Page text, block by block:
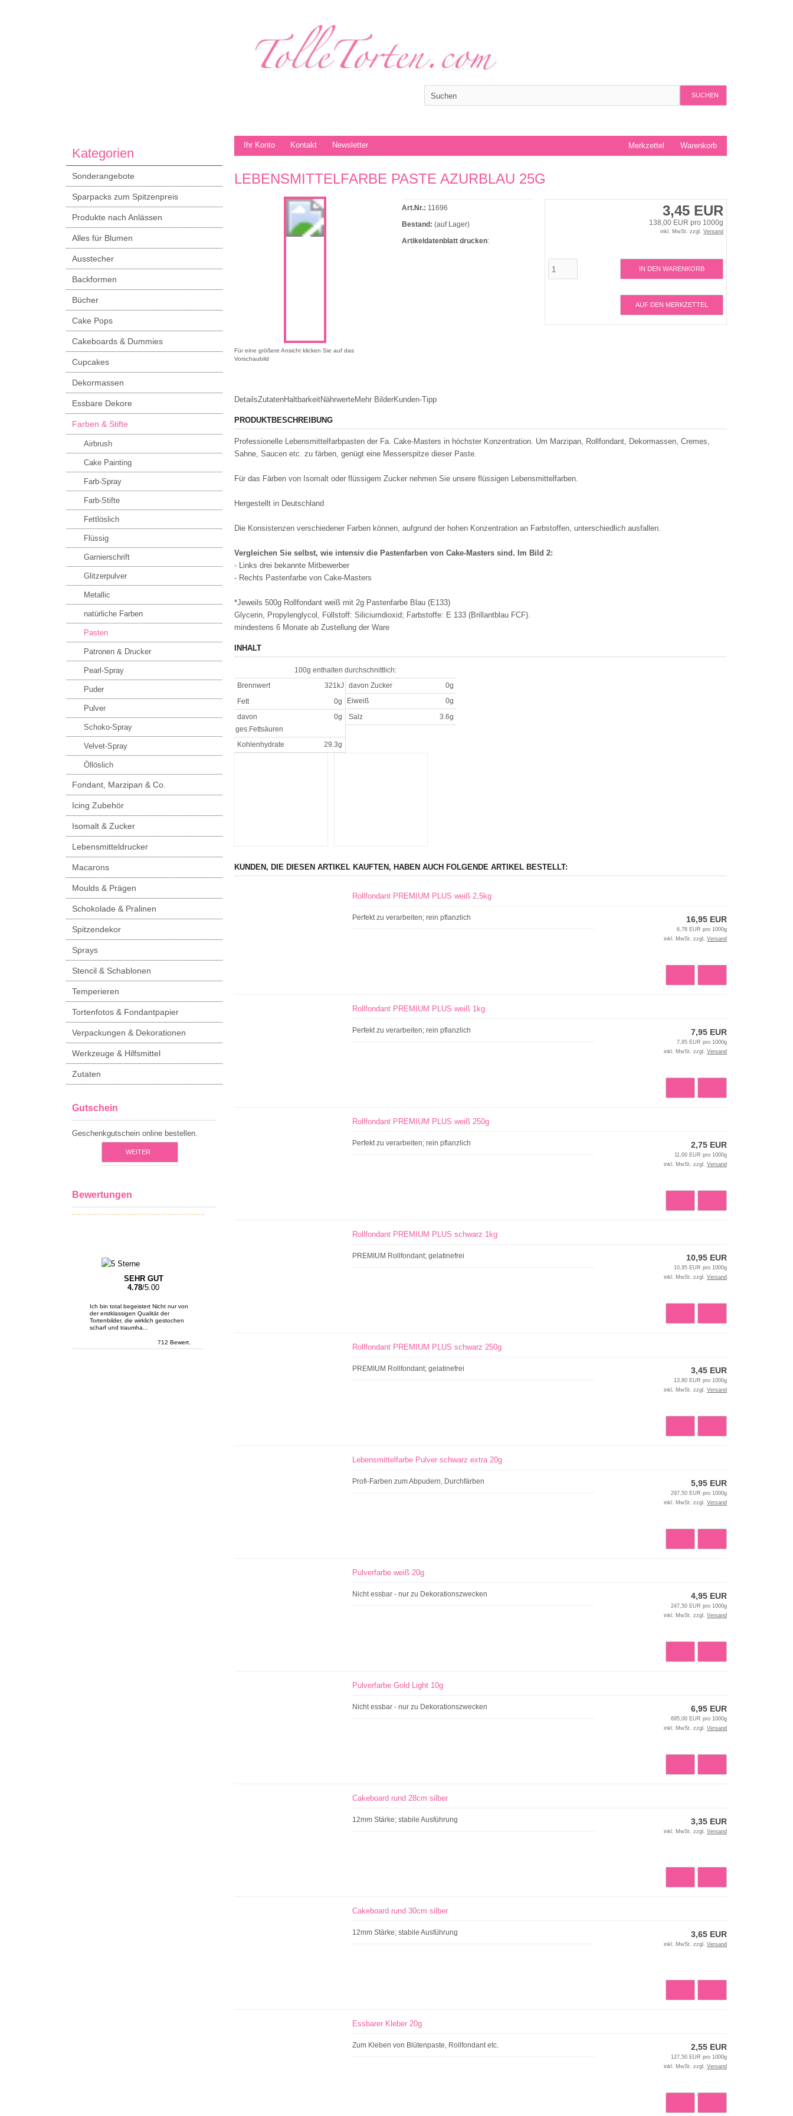
SUCHEN
Ihr Konto Kontakt Newsletter Warenkorb
Merkzettel
LEBENSMITTELFARBE PASTE AZURBLAU 25G
Für eine größere Ansicht klicken Sie auf das
Vorschaubild
3,45 EUR
138,00 EUR pro 1000g
inkl. MwSt. zzgl. Versand
IN DEN WARENKORB
AUF DEN MERKZETTEL
Art.Nr.: 11696
Bestand: (auf Lager)
Artikeldatenblatt drucken:
DetailsZutatenHaltbarkeitNährwerteMehr BilderKunden-Tipp
PRODUKTBESCHREIBUNG
Professionelle Lebensmittelfarbpasten der Fa. Cake-Masters in höchster Konzentration. Um Marzipan, Rollfondant, Dekormassen, Cremes,
Sahne, Saucen etc. zu färben, genügt eine Messerspitze dieser Paste.
Für das Färben von Isomalt oder flüssigem Zucker nehmen Sie unsere flüssigen Lebensmittelfarben.
Hergestellt in Deutschland
Die Konsistenzen verschiedener Farben können, aufgrund der hohen Konzentration an Farbstoffen, unterschiedlich ausfallen.
Vergleichen Sie selbst, wie intensiv die Pastenfarben von Cake-Masters sind. Im Bild 2:
- Links drei bekannte Mitbewerber
- Rechts Pastenfarbe von Cake-Masters
*Jeweils 500g Rollfondant weiß mit 2g Pastenfarbe Blau (E133)
Glycerin, Propylenglycol, Füllstoff: Siliciumdioxid; Farbstoffe: E 133 (Brillantblau FCF).
mindestens 6 Monate ab Zustellung der Ware
INHALT
100g enthalten durchschnittlich:
Brennwert
321kJ davon Zucker
0g
Fett
0g Eiweiß
0g
davon
ges.Fettsäuren
0g Salz 3.6g
Kohlenhydrate 29.3g
KUNDEN, DIE DIESEN ARTIKEL KAUFTEN, HABEN AUCH FOLGENDE ARTIKEL BESTELLT:
Rollfondant PREMIUM PLUS weiß 2,5kg
Perfekt zu verarbeiten; rein pflanzlich 16,95 EUR
6,78 EUR pro 1000g
inkl. MwSt. zzgl. Versand
Rollfondant PREMIUM PLUS weiß 1kg
Perfekt zu verarbeiten; rein pflanzlich 7,95 EUR
7,95 EUR pro 1000g
inkl. MwSt. zzgl. Versand
Rollfondant PREMIUM PLUS weiß 250g
Perfekt zu verarbeiten; rein pflanzlich 2,75 EUR
11,00 EUR pro 1000g
inkl. MwSt. zzgl. Versand
Rollfondant PREMIUM PLUS schwarz 1kg
PREMIUM Rollfondant; gelatinefrei 10,95 EUR
10,95 EUR pro 1000g
inkl. MwSt. zzgl. Versand
Rollfondant PREMIUM PLUS schwarz 250g
PREMIUM Rollfondant; gelatinefrei 3,45 EUR
13,80 EUR pro 1000g
inkl. MwSt. zzgl. Versand
Lebensmittelfarbe Pulver schwarz extra 20g
Profi-Farben zum Abpudern, Durchfärben 5,95 EUR
297,50 EUR pro 1000g
inkl. MwSt. zzgl. Versand
Pulverfarbe weiß 20g
Nicht essbar - nur zu Dekorationszwecken 4,95 EUR
247,50 EUR pro 1000g
inkl. MwSt. zzgl. Versand
Pulverfarbe Gold Light 10g
Nicht essbar - nur zu Dekorationszwecken 6,95 EUR
695,00 EUR pro 1000g
inkl. MwSt. zzgl. Versand
Cakeboard rund 28cm silber
12mm Stärke; stabile Ausführung 3,35 EUR
inkl. MwSt. zzgl. Versand
Cakeboard rund 30cm silber
12mm Stärke; stabile Ausführung 3,65 EUR
inkl. MwSt. zzgl. Versand
Essbarer Kleber 20g
Zum Kleben von Blütenpaste, Rollfondant etc. 2,55 EUR
127,50 EUR pro 1000g
inkl. MwSt. zzgl. Versand
Kategorien
Sonderangebote
Sparpacks zum Spitzenpreis
Produkte nach Anlässen
Alles für Blumen
Ausstecher
Backformen
Bücher
Cake Pops
Cakeboards & Dummies
Cupcakes
Dekormassen
Essbare Dekore
Farben & Stifte
Airbrush
Cake Painting
Farb-Spray
Farb-Stifte
Fettlöslich
Flüssig
Garnierschrift
Glitzerpulver
Metallic
natürliche Farben
Pasten
Patronen & Drucker
Pearl-Spray
Puder
Pulver
Schoko-Spray
Velvet-Spray
Öllöslich
Fondant, Marzipan & Co.
Icing Zubehör
Isomalt & Zucker
Lebensmitteldrucker
Macarons
Moulds & Prägen
Schokolade & Pralinen
Spitzendekor
Sprays
Stencil & Schablonen
Temperieren
Tortenfotos & Fondantpapier
Verpackungen & Dekorationen
Werkzeuge & Hilfsmittel
Zutaten
Gutschein
Geschenkgutschein online bestellen.
WEITER
Bewertungen
SEHR GUT
4.78/5.00
Ich bin total begeistert Nicht nur von
der erstklassigen Qualität der
Tortenbilder, die wirklich gestochen
scharf und traumha...
712 Bewert.